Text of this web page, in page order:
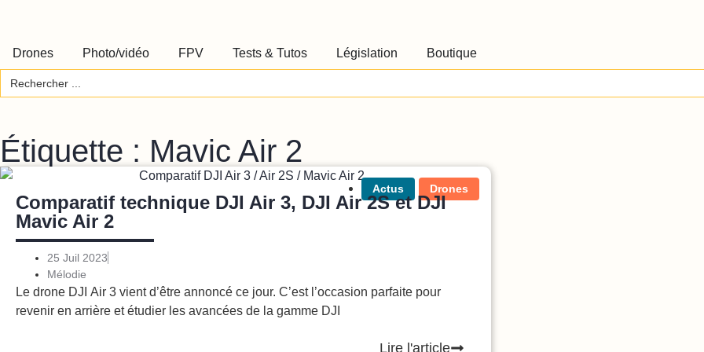
Drones Photo/vidéo FPV Tests & Tutos Législation
Boutique
Search
for:
Étiquette : Mavic Air 2
Actus Drones
Comparatif technique DJI Air 3, DJI Air 2S et DJI
Mavic Air 2
25 Juil 2023
Mélodie
Le drone DJI Air 3 vient d’être annoncé ce jour. C’est l’occasion parfaite pour
revenir en arrière et étudier les avancées de la gamme DJI
Lire l'article